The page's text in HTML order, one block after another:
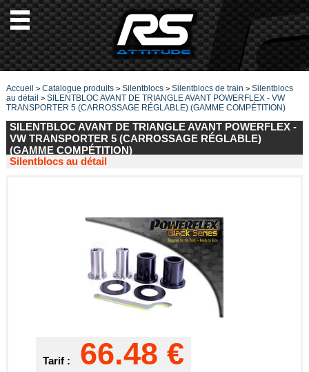
Accueil > Catalogue produits> Silentblocs> Silentblocs de train > Silentblocs
au détail > SILENTBLOC AVANT DE TRIANGLE AVANT POWERFLEX - VW
TRANSPORTER 5 (CARROSSAGE RÉGLABLE) (GAMME COMPÉTITION)
SILENTBLOC AVANT DE TRIANGLE AVANT POWERFLEX -
VW TRANSPORTER 5 (CARROSSAGE RÉGLABLE)
(GAMME COMPÉTITION)
Silentblocs au détail
Tarif : 66.48 €